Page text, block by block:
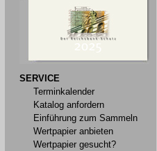
SERVICE
Terminkalender
Katalog anfordern
Einführung zum Sammeln
Wertpapier anbieten
Wertpapier gesucht?